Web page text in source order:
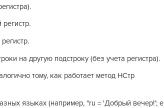
на другую подстроку (без учета регистра).
тому, как работает метод НСтр
языках (например, "ru = 'Добрый вечер!';